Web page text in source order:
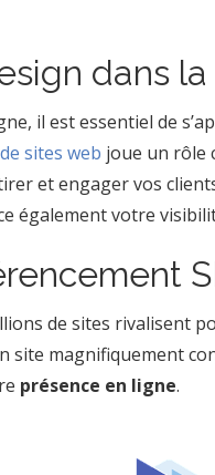
dans
il est essentiel de
sites web joue un rôle
et engager vos
également votre
de sites rivalisent
magnifiquement
présence en ligne.